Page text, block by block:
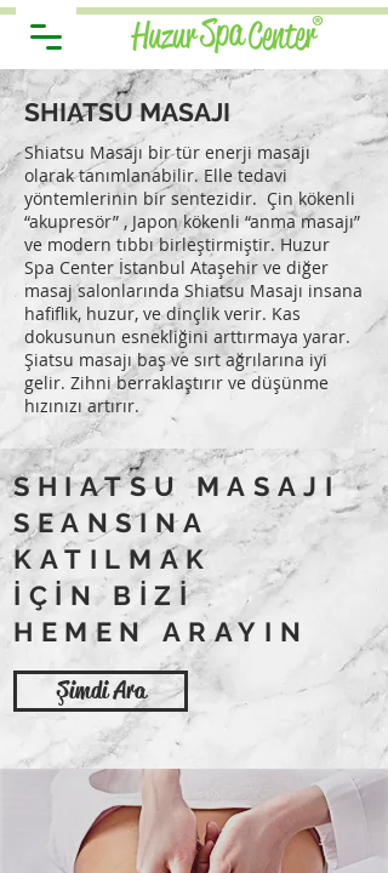
SHIATSU MASAJI
Shiatsu Masajı bir tür enerji masajı
olarak tanımlanabilir. Elle tedavi
yöntemlerinin bir sentezidir. Çin kökenli
“akupresör” , Japon kökenli “anma masajı”
ve modern tıbbı birleştirmiştir. Huzur
Spa Center İstanbul Ataşehir ve diğer
masaj salonlarında Shiatsu Masajı insana
hafiflik, huzur, ve dinçlik verir. Kas
dokusunun esnekliğini arttırmaya yarar.
Şiatsu masajı baş ve sırt ağrılarına iyi
gelir. Zihni berraklaştırır ve düşünme
hızınızı artırır.
SHIATSU MASAJI
SEANSINA
KATILMAK
İÇİN BİZİ
HEMEN ARAYIN
Şimdi Ara